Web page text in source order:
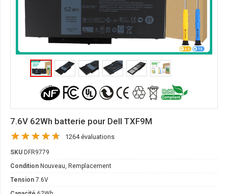
7.6V 62Wh batterie pour Dell TXF9M
1264 évaluations
SKU DFR9779
Condition Nouveau, Remplacement
Tension 7.6V